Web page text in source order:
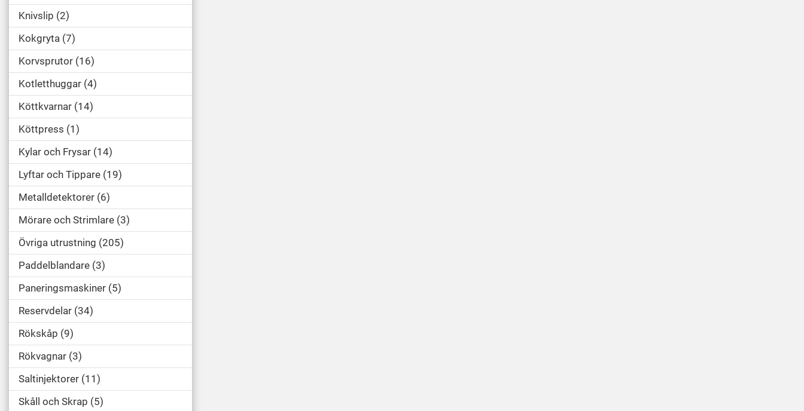
Knivslip 2
Kokgryta 7
Korvsprutor 16
Kotletthuggar 4
Köttkvarnar 14
Köttpress 1
Kylar och Frysar 14
Lyftar och Tippare 19
Metalldetektorer 6
Mörare och Strimlare 3
Övriga utrustning 205
Paddelblandare 3
Paneringsmaskiner 5
Reservdelar 34
Rökskåp 9
Rökvagnar 3
Saltinjektorer 11
Skåll och Skrap 5